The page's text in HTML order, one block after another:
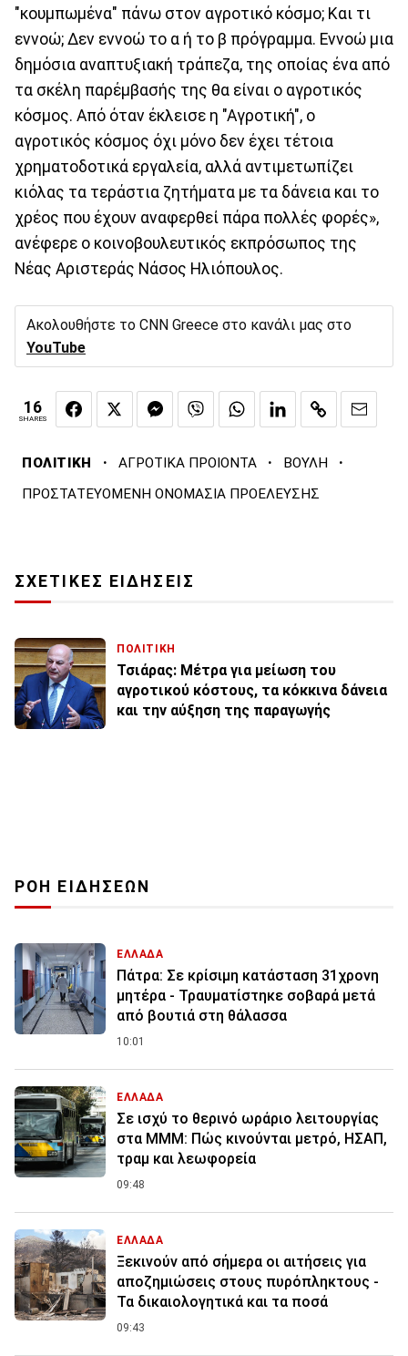
"κουμπωμένα" πάνω στον αγροτικό κόσμο; Και τι
εννοώ; Δεν εννοώ το α ή το β πρόγραμμα. Εννοώ μια
δημόσια αναπτυξιακή τράπεζα, της οποίας ένα από
τα σκέλη παρέμβασής της θα είναι ο αγροτικός
κόσμος. Από όταν έκλεισε η "Αγροτική", ο
αγροτικός κόσμος όχι μόνο δεν έχει τέτοια
χρηματοδοτικά εργαλεία, αλλά αντιμετωπίζει
κιόλας τα τεράστια ζητήματα με τα δάνεια και το
χρέος που έχουν αναφερθεί πάρα πολλές φορές»,
ανέφερε ο κοινοβουλευτικός εκπρόσωπος της
Νέας Αριστεράς Νάσος Ηλιόπουλος.
Ακολουθήστε το CNN Greece στο κανάλι μας στο
YouTube
16
SHARES
ΠΟΛΙΤΙΚΗ · ΑΓΡΟΤΙΚΑ ΠΡΟΙΟΝΤΑ · ΒΟΥΛΗ ·
ΠΡΟΣΤΑΤΕΥΟΜΕΝΗ ΟΝΟΜΑΣΙΑ ΠΡΟΕΛΕΥΣΗΣ
ΣΧΕΤΙΚΕΣ ΕΙΔΗΣΕΙΣ
ΠΟΛΙΤΙΚΗ
Τσιάρας: Μέτρα για μείωση του
αγροτικού κόστους, τα κόκκινα δάνεια
και την αύξηση της παραγωγής
ΡΟΗ ΕΙΔΗΣΕΩΝ
ΕΛΛΑΔΑ
Πάτρα: Σε κρίσιμη κατάσταση 31χρονη
μητέρα - Τραυματίστηκε σοβαρά μετά
από βουτιά στη θάλασσα
10:01
ΕΛΛΑΔΑ
Σε ισχύ το θερινό ωράριο λειτουργίας
στα ΜΜΜ: Πώς κινούνται μετρό, ΗΣΑΠ,
τραμ και λεωφορεία
09:48
ΕΛΛΑΔΑ
Ξεκινούν από σήμερα οι αιτήσεις για
αποζημιώσεις στους πυρόπληκτους -
Τα δικαιολογητικά και τα ποσά
09:43